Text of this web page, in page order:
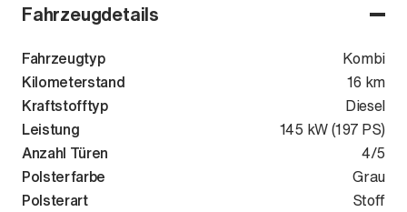
Fahrzeugdetails
Fahrzeugtyp
Kombi
Kilometerstand
16 km
Kraftstofftyp
Diesel
Leistung
145 kW (197 PS)
Anzahl Türen
4/5
Polsterfarbe
Grau
Polsterart
Stoff